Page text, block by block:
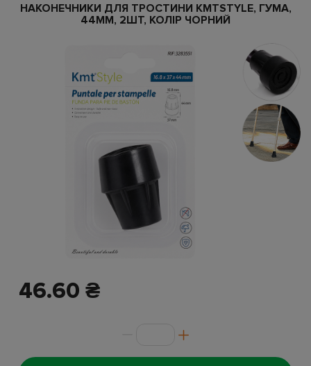
НАКОНЕЧНИКИ ДЛЯ ТРОСТИНИ KMTSTYLE, ГУМА,
44ММ, 2ШТ, КОЛІР ЧОРНИЙ
46.60 ₴